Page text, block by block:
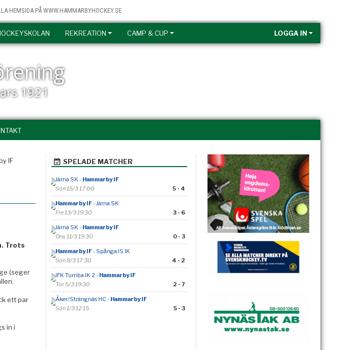
HEMSIDA PÅ WWW.HAMMARBYHOCKEY.SE
REKREATION CAMP & CUP LOGGA IN
1921
Trots
(seger
ett par
in i
SPELADE MATCHER
Järna SK - Hammarby IF
Sön 15/3 17:00
5 - 4
Hammarby IF- Järna SK
Fre 13/3 19:30
3 - 6
Järna SK - Hammarby IF
Ons 11/3 19:30
0 - 3
Hammarby IF- Spånga IS IK
Sön 8/3 17:30
4 - 2
IFK Tumba IK 2 - Hammarby IF
Tor 5/3 19:30
2 - 7
Åker/Strängnäs HC - Hammarby IF
Sön 1/3 12:15
5 - 3